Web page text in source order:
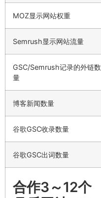
MOZ显示网站权重
Semrush显示网站流量
GSC/Semrush记录的外链数
量
博客新闻数量
谷歌GSC收录数量
谷歌GSC出词数量
合作3～12个